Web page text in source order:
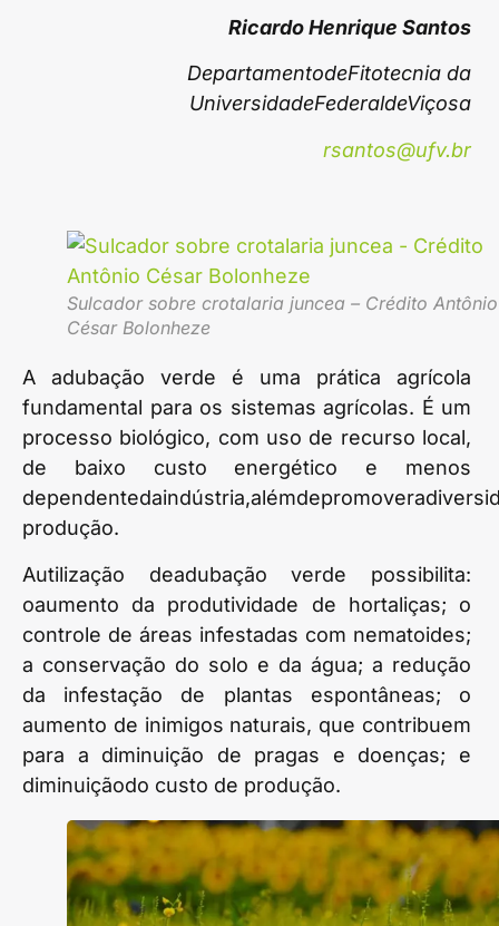
Ricardo Henrique Santos
DepartamentodeFitotecnia da
UniversidadeFederaldeViçosa
rsantos@ufv.br
Sulcador sobre crotalaria juncea – Crédito Antônio
César Bolonheze
A adubação verde é uma prática agrícola
fundamental para os sistemas agrícolas. É um
processo biológico, com uso de recurso local,
de baixo custo energético e menos
produção.
Autilização deadubação verde possibilita:
oaumento da produtividade de hortaliças; o
controle de áreas infestadas com nematoides;
a conservação do solo e da água; a redução
da infestação de plantas espontâneas; o
aumento de inimigos naturais, que contribuem
para a diminuição de pragas e doenças; e
diminuiçãodo custo de produção.